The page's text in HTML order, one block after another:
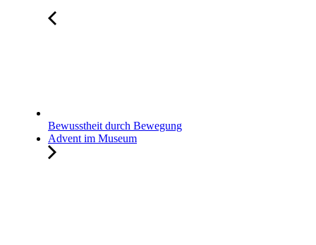
Bewusstheit durch Bewegung
Advent im Museum